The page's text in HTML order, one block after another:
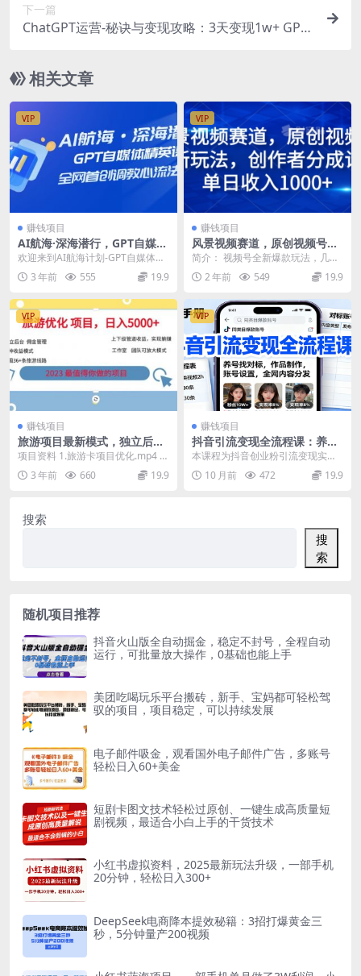
下一篇
ChatGPT运营-秘诀与变现攻略：3天变现1w+ GPT
相关文章
VIP
赚钱项目
AI航海·深海潜行，GPT自媒体
精英课，全网首创调教心流法
3.0（20节课）
欢迎来到AI航海计划-GPT自媒体精
英课！这是一门不仅适合自媒体从
业者，还包括营...
3 年前 555 19.9
VIP
赚钱项目
风景视频赛道，原创视频号最
新玩法，创作者分成计划单日
收入1k
简介： 视频号全新爆款玩法，几分
钟简单搬运，小白也能轻松上手，
每天发几条视频，很...
2 年前 549 19.9
VIP
赚钱项目
旅游项目最新模式，独立后台
+全国35+线路，日入5000+
项目资料 1.旅游卡项目优化.mp4 2.
后台介绍.mp4 3.收益模式.mp4...
3 年前 660 19.9
VIP
赚钱项目
抖音引流变现全流程课：养号
找对标，作品制作，账号设
置，全网内容分发
本课程为抖音创业粉引流变现实战
训练营，系统讲解从账号养号、对
标分析到作品制作、发...
10 月前 472 19.9
搜索
搜
索
随机项目推荐
抖音火山版全自动掘金，稳定不封号，全程自动
运行，可批量放大操作，0基础也能上手
美团吃喝玩乐平台搬砖，新手、宝妈都可轻松驾
驭的项目，项目稳定，可以持续发展
电子邮件吸金，观看国外电子邮件广告，多账号
轻松日入60+美金
短剧卡图文技术轻松过原创、一键生成高质量短
剧视频，最适合小白上手的干货技术
小红书虚拟资料，2025最新玩法升级，一部手机
20分钟，轻松日入300+
DeepSeek电商降本提效秘籍：3招打爆黄金三
秒，5分钟量产200视频